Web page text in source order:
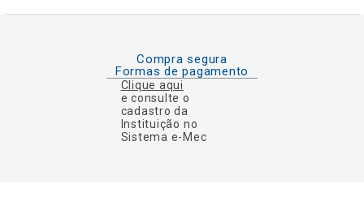
Compra segura
Formas de pagamento
Clique aqui
e consulte o
cadastro da
Instituição no
Sistema e-Mec